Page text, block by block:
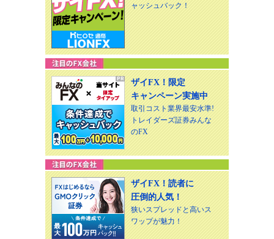
ャッシュバック！
ザイFX！限定
キャンペーン実施中
取引コスト業界最安水準!
トレイダーズ証券みんな
のFX
ザイFX！読者に
圧倒的人気！
狭いスプレッドと高いス
ワップが魅力！